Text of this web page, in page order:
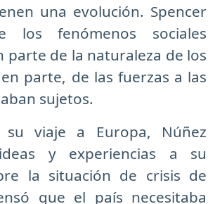
una evolución. Spencer
los fenómenos sociales
parte de la naturaleza de los
parte, de las fuerzas a las
sujetos.
su viaje a Europa, Núñez
y experiencias a su
la situación de crisis de
que el país necesitaba